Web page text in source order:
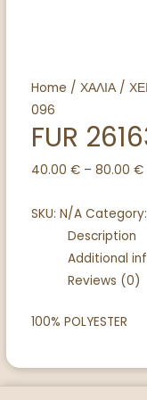
Home / ΧΑΛΙΑ/
096
FUR
40.00 €– 80.00 €
SKU: N/A Category:
Description
Additional
Reviews (0)
100% POLYESTER